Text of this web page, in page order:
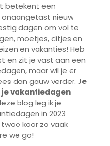
betekent een
onaangetast nieuw
dagen om vol te
moetjes, ditjes en
en vakanties! Heb
en zit je vast aan een
maar wil je er
dan gauw verder. Je
vakantiedagen
blog leg ik je
in 2023
keer zo vaak
we go!